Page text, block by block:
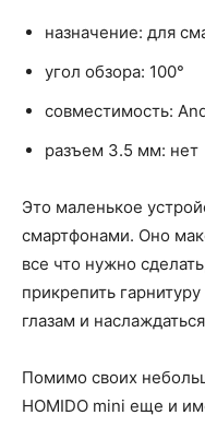
назначение: для
угол обзора: 100°
совместимость:
разъем 3.5 мм: нет
Это маленькое
смартфонами. Оно
все что нужно
прикрепить
глазам и
Помимо своих
HOMIDO mini еще и